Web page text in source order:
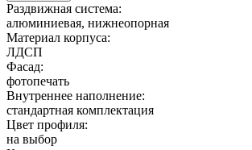
Раздвижная система:
алюминиевая, нижнеопорная
Материал корпуса:
ЛДСП
Фасад:
фотопечать
Внутреннее наполнение:
стандартная комплектация
Цвет профиля:
на выбор